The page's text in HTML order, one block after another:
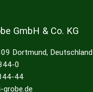
GmbH & Co. KG
Dortmund, Deutschland
0
44
grobe.de